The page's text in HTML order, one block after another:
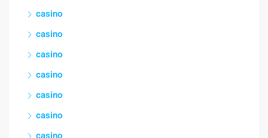
casino
casino
casino
casino
casino
casino